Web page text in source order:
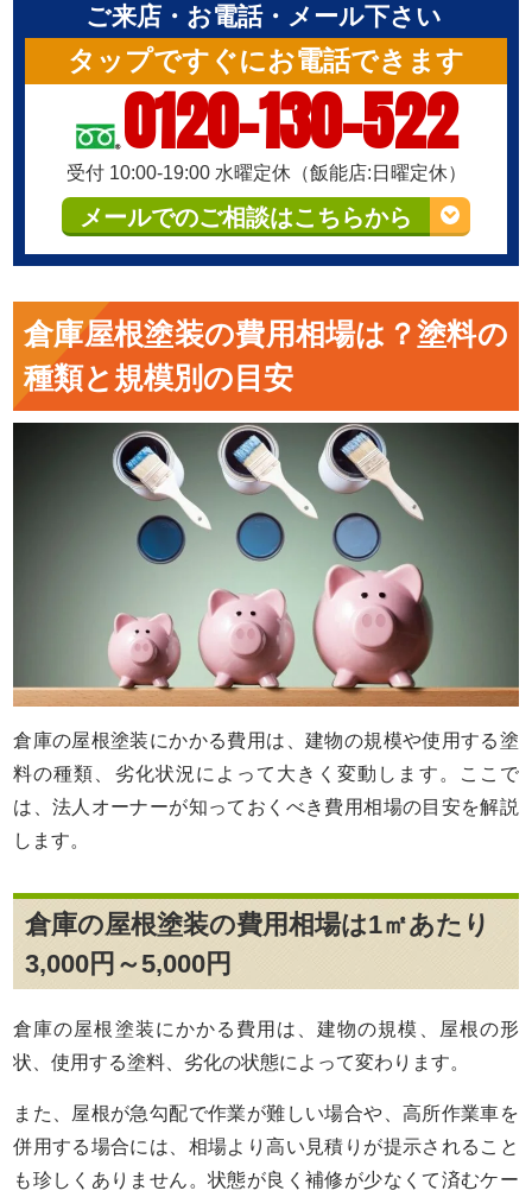
ご来店・お電話・メール下さい
タップですぐにお電話できます
0120-130-522
受付 10:00-19:00 水曜定休（飯能店:日曜定休）
メールでのご相談はこちらから
倉庫屋根塗装の費用相場は？塗料の
種類と規模別の目安
倉庫の屋根塗装にかかる費用は、建物の規模や使用する塗
料の種類、劣化状況によって大きく変動します。ここで
は、法人オーナーが知っておくべき費用相場の目安を解説
します。
倉庫の屋根塗装の費用相場は1㎡あたり
3,000円～5,000円
倉庫の屋根塗装にかかる費用は、建物の規模、屋根の形
状、使用する塗料、劣化の状態によって変わります。
また、屋根が急勾配で作業が難しい場合や、高所作業車を
併用する場合には、相場より高い見積りが提示されること
も珍しくありません。状態が良く補修が少なくて済むケー